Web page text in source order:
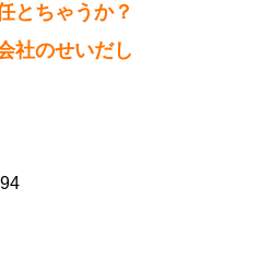
とちゃうか？
社のせいだし